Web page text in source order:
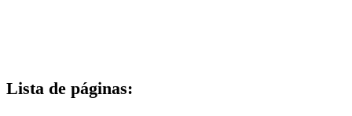
Lista de páginas: